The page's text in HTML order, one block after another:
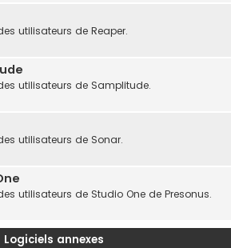
utilisateurs de Reaper.
utilisateurs de Samplitude.
utilisateurs de Sonar.
utilisateurs de Studio One de Presonus.
Logiciels annexes